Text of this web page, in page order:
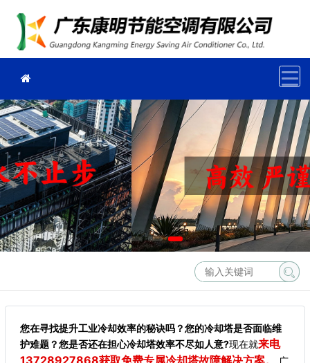
您在寻找提升工业冷却效率的秘诀吗？您的冷却塔是否面临维
护难题？您是否还在担心冷却塔效率不尽如人意?现在就来电
13728927868获取免费专属冷却塔故障解决方案。
广